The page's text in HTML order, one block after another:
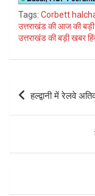
Tags: Corbett
उत्तराखंड की आज की
उत्तराखंड की बड़ी खबर
Post
navigation
हल्द्वानी में रेलवे